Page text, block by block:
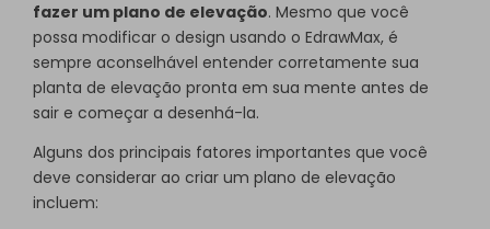
fazer um plano de elevação. Mesmo que você
possa modificar o design usando o EdrawMax, é
sempre aconselhável entender corretamente sua
planta de elevação pronta em sua mente antes de
sair e começar a desenhá-la.
Alguns dos principais fatores importantes que você
deve considerar ao criar um plano de elevação
incluem: